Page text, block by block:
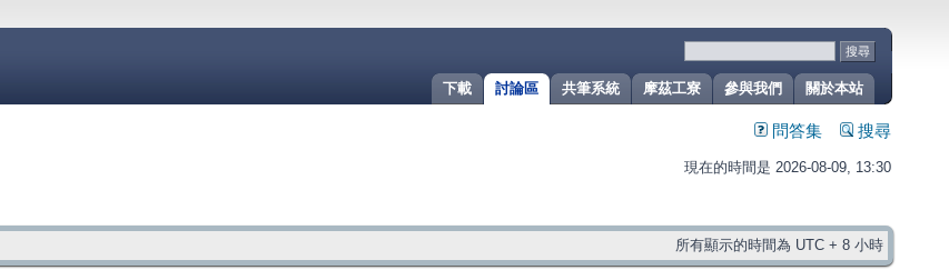
關於本站
參與我們
摩茲工寮
共筆系統
討論區
下載
問答集 搜尋
現在的時間是 2026-08-09, 13:30
所有顯示的時間為 UTC + 8 小時